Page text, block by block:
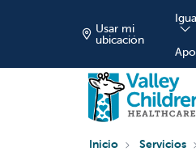
Usar mi
ubicación
Inicio Servicios